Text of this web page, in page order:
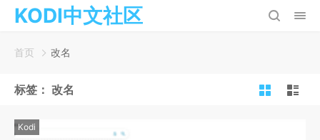
KODI中文社区
首页 改名
标签： 改名
Kodi